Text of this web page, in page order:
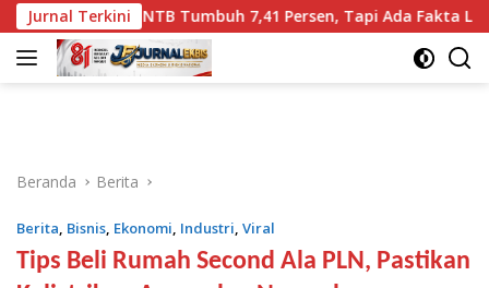
Langsung
ke
konten
Jurnal Terkini
NTB Tumbuh 7,41 Persen, Tapi Ada Fakta Lain yang Lebih
Beranda Berita
Berita, Bisnis, Ekonomi, Industri, Viral
Tips Beli Rumah Second Ala PLN, Pastikan